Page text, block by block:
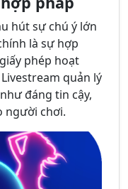
hút sự chú ý lớn
là sự hợp
phép hoạt
quản lý
đáng tin cậy,
người chơi.